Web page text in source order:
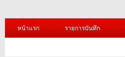
หน้าแรก รายการบันทึก